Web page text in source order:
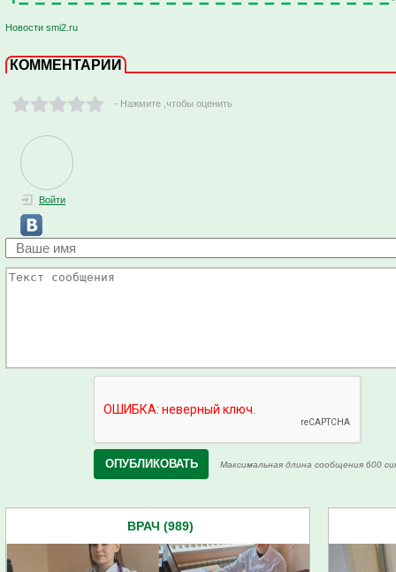
Новости smi2.ru
КОММЕНТАРИИ
- Нажмите ,чтобы оценить
Войти
Максимальная длина сообщения 600
ВРАЧ (989)